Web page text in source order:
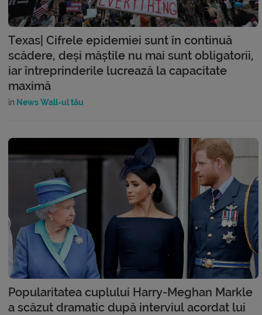
Texas| Cifrele epidemiei sunt în continuă
scădere, deși măștile nu mai sunt obligatorii,
iar întreprinderile lucrează la capacitate
maximă
în News Wall-ul tău
Popularitatea cuplului Harry-Meghan Markle
a scăzut dramatic după interviul acordat lui